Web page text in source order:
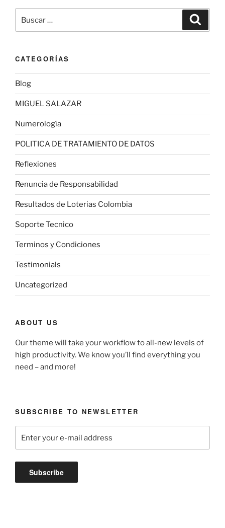
por:
CATEGORÍAS
Blog
MIGUEL SALAZAR
Numerología
POLITICA DE TRATAMIENTO DE DATOS
Reflexiones
Renuncia de Responsabilidad
Resultados de Loterias Colombia
Soporte Tecnico
Terminos y Condiciones
Testimonials
Uncategorized
ABOUT US
Our theme will take your workflow to all-new levels of
high productivity. We know you’ll find everything you
need – and more!
SUBSCRIBE TO NEWSLETTER